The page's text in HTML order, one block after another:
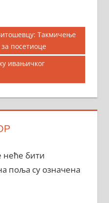
Такмичење
посетиоце
ивањичког
неће бити
поља су означена